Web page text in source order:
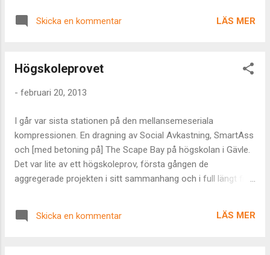
överdos jag utsatt mig själv och min
betyder det att avkopplingen från sinnet
Minecraft-GPS
Skicka en kommentar LÄS MER
Högskoleprovet
- februari 20, 2013
I går var sista stationen på den mellansemeseriala
kompressionen. En dragning av Social Avkastning, SmartAss
och [med betoning på] The Scape Bay på högskolan i Gävle.
Det var lite av ett högskoleprov, första gången de
aggregerade projekten i sitt sammanhang och i full längt fick
fortsättning. Samtidigt får jag tydligt illustrerat för mig hur kul
Skicka en kommentar LÄS MER